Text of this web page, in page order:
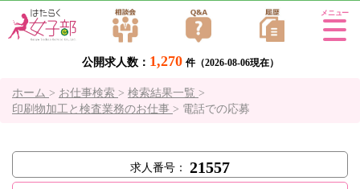
公開求人数： 1,270 件（2026-08-06現在）
Tog
ホーム > お仕事検索 > 検索結果一覧 >
印刷物加工と検査業務のお仕事 > 電話での応募
求人番号： 21557